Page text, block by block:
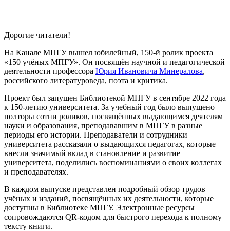
Дорогие читатели!
На Канале МПГУ вышел юбилейный, 150-й ролик проекта
«150 учёных МПГУ». Он посвящён научной и педагогической
деятельности профессора Юрия Ивановича Минералова,
российского литературоведа, поэта и критика.
Проект был запущен Библиотекой МПГУ в сентябре 2022 года
к 150-летию университета. За учебный год было выпущено
полторы сотни роликов, посвящённых выдающимся деятелям
науки и образования, преподававшим в МПГУ в разные
периоды его истории. Преподаватели и сотрудники
университета рассказали о выдающихся педагогах, которые
внесли значимый вклад в становление и развитие
университета, поделились воспоминаниями о своих коллегах
и преподавателях.
В каждом выпуске представлен подробный обзор трудов
учёных и изданий, посвящённых их деятельности, которые
доступны в Библиотеке МПГУ. Электронные ресурсы
сопровождаются QR-кодом для быстрого перехода к полному
тексту книги.